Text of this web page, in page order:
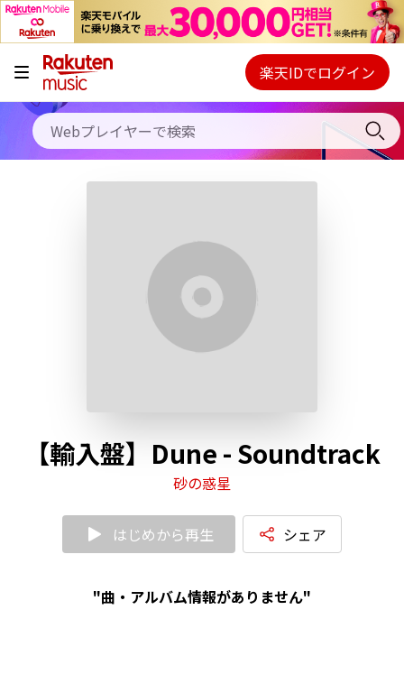
キャンペーン
料金プラン
使い方
Webプレイヤー
ご契約内容の確認・変更
楽天IDでログイン
【輸入盤】Dune - Soundtrack
砂の惑星
はじめから再生 シェア
"曲・アルバム情報がありません"